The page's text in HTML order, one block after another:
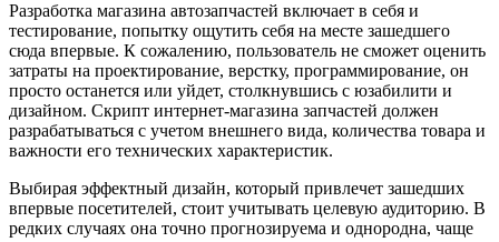
Разработка магазина автозапчастей включает в себя и
тестирование, попытку ощутить себя на месте зашедшего
сюда впервые. К сожалению, пользователь не сможет оценить
затраты на проектирование, верстку, программирование, он
просто останется или уйдет, столкнувшись с юзабилити и
дизайном. Скрипт интернет-магазина запчастей должен
разрабатываться с учетом внешнего вида, количества товара и
важности его технических характеристик.
Выбирая эффектный дизайн, который привлечет зашедших
впервые посетителей, стоит учитывать целевую аудиторию. В
редких случаях она точно прогнозируема и однородна, чаще